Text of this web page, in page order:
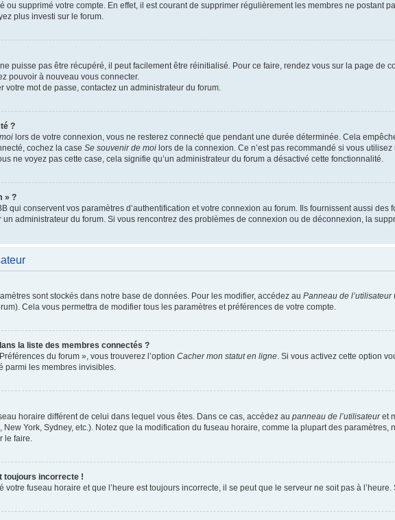
ou supprimé votre compte. En effet, il est courant de supprimer régulièrement les membres ne postant
plus investi sur le forum.
puisse pas être récupéré, il peut facilement être réinitialisé. Pour ce faire, rendez vous sur la page de
pouvoir à nouveau vous connecter.
mot de passe, contactez un administrateur du forum.
?
lors de votre connexion, vous ne resterez connecté que pendant une durée déterminée. Cela
cochez la case Se souvenir de moi lors de la connexion. Ce n’est pas recommandé si vous
ne voyez pas cette case, cela signifie qu’un administrateur du forum a désactivé cette fonctionnalité.
» ?
qui conservent vos paramètres d’authentification et votre connexion au forum. Ils fournissent aussi
administrateur du forum. Si vous rencontrez des problèmes de connexion ou de déconnexion, la
sont stockés dans notre base de données. Pour les modifier, accédez au Panneau de l’utilisateur
Cela vous permettra de modifier tous les paramètres et préférences de votre compte.
la liste des membres connectés ?
du forum », vous trouverez l’option Cacher mon statut en ligne. Si vous activez cette option
parmi les membres invisibles.
horaire différent de celui dans lequel vous êtes. Dans ce cas, accédez au panneau de l’utilisateuret
York, Sydney, etc.). Notez que la modification du fuseau horaire, comme la plupart des paramètres,
le faire.
toujours incorrecte !
votre fuseau horaire et que l’heure est toujours incorrecte, il se peut que le serveur ne soit pas à